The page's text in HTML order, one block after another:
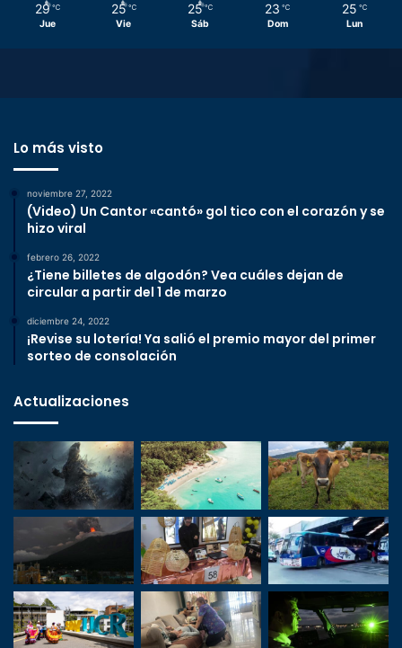
29 ℃
Jue
25 ℃
Vie
25 ℃
Sáb
23 ℃
Dom
25 ℃
Lun
Lo más visto
noviembre 27, 2022
(Video) Un Cantor «cantó» gol tico con el corazón y se
hizo viral
febrero 26, 2022
¿Tiene billetes de algodón? Vea cuáles dejan de
circular a partir del 1 de marzo
diciembre 24, 2022
¡Revise su lotería! Ya salió el premio mayor del primer
sorteo de consolación
Actualizaciones